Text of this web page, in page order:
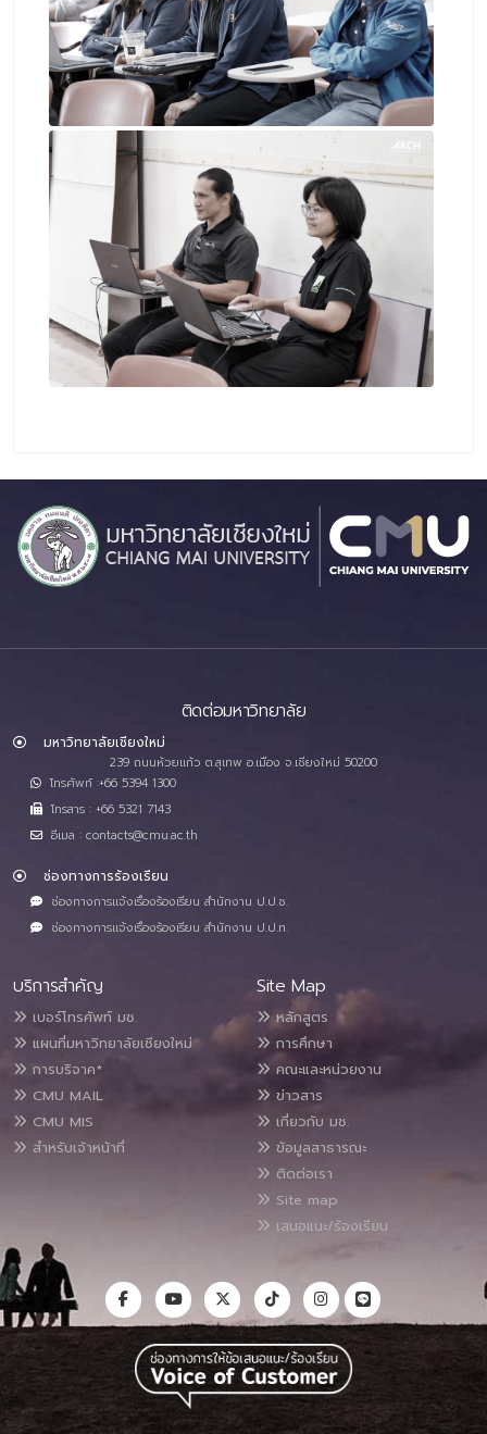
ติดต่อมหาวิทยาลัย
มหาวิทยาลัยเชียงใหม่
239 ถนนห้วยแก้ว ต.สุเทพ อ.เมือง จ.เชียงใหม่ 50200
โทรศัพท์ :+66 5394 1300
โทรสาร : +66 5321 7143
อีเมล : contacts@cmu.ac.th
ช่องทางการร้องเรียน
ช่องทางการแจ้งเรื่องร้องเรียน สำนักงาน ป.ป.ช.
ช่องทางการแจ้งเรื่องร้องเรียน สำนักงาน ป.ป.ท.
บริการสำคัญ
เบอร์โทรศัพท์ มช.
แผนที่มหาวิทยาลัยเชียงใหม่
การบริจาค*
CMU MAIL
CMU MIS
สำหรับเจ้าหน้าที่
Site Map
หลักสูตร
การศึกษา
คณะและหน่วยงาน
ข่าวสาร
เกี่ยวกับ มช.
ข้อมูลสาธารณะ
ติดต่อเรา
Site map
เสนอแนะ/ร้องเรียน